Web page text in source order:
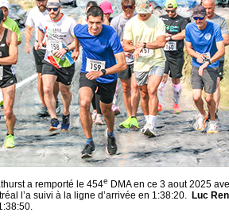
a remporté le 454e DMA en ce 3 aout 2025
l’a suivi à la ligne d’arrivée en 1:38:20. Luc